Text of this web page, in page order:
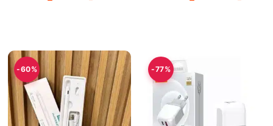
-60% -77%